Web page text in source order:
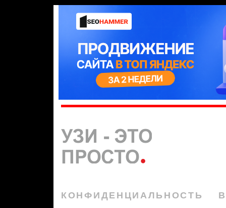
КОНФИДЕНЦИАЛЬНОСТЬ